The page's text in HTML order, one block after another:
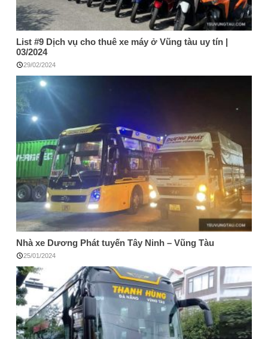
List #9 Dịch vụ cho thuê xe máy ở Vũng tàu uy tín |
03/2024
29/02/2024
Nhà xe Dương Phát tuyến Tây Ninh – Vũng Tàu
25/01/2024